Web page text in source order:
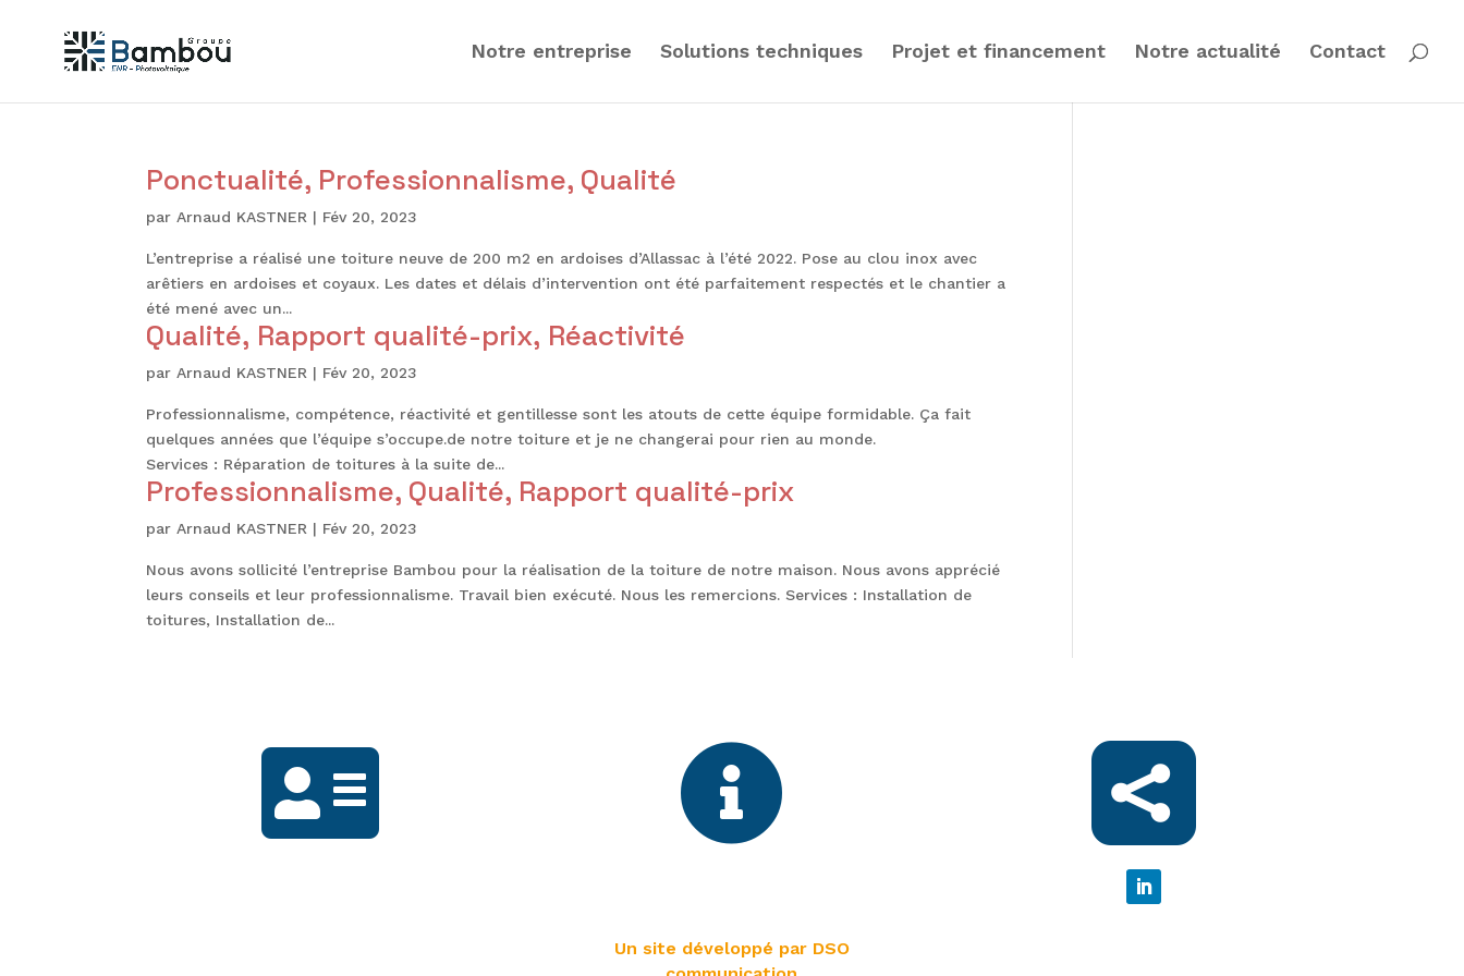
Notre entreprise Solutions techniques Projet et financement Notre actualité Contact
Ponctualité, Professionnalisme, Qualité
par Arnaud KASTNER | Fév 20, 2023
L’entreprise a réalisé une toiture neuve de 200 m2 en ardoises d’Allassac à l’été 2022. Pose au clou inox avec
arêtiers en ardoises et coyaux. Les dates et délais d’intervention ont été parfaitement respectés et le chantier a
été mené avec un...
Qualité, Rapport qualité-prix, Réactivité
par Arnaud KASTNER | Fév 20, 2023
Professionnalisme, compétence, réactivité et gentillesse sont les atouts de cette équipe formidable. Ça fait
quelques années que l’équipe s’occupe.de notre toiture et je ne changerai pour rien au monde.
Services : Réparation de toitures à la suite de...
Professionnalisme, Qualité, Rapport qualité-prix
par Arnaud KASTNER | Fév 20, 2023
Nous avons sollicité l’entreprise Bambou pour la réalisation de la toiture de notre maison. Nous avons apprécié
leurs conseils et leur professionnalisme. Travail bien exécuté. Nous les remercions. Services : Installation de
toitures, Installation de...
 
Un site développé par DSO
